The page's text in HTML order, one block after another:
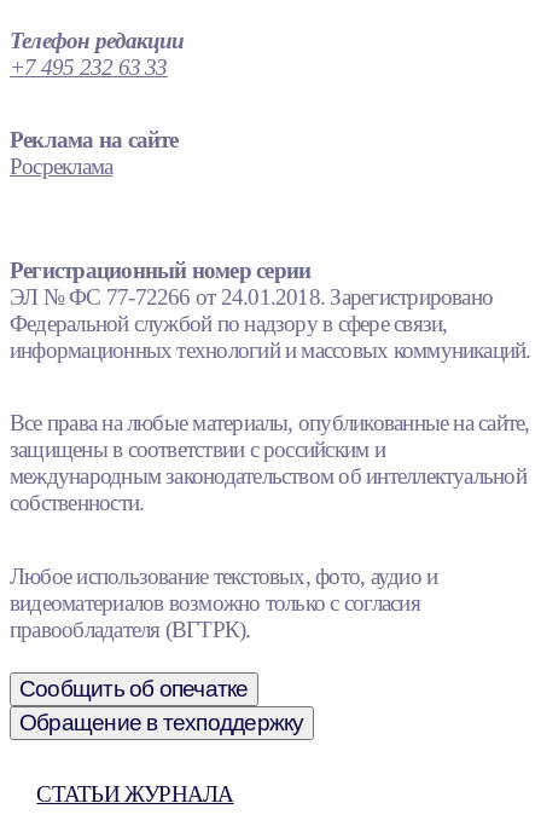
Телефон редакции
+7 495 232 63 33
Реклама на сайте
Росреклама
Регистрационный номер серии
ЭЛ № ФС 77-72266 от 24.01.2018. Зарегистрировано
Федеральной службой по надзору в сфере связи,
информационных технологий и массовых коммуникаций.
Все права на любые материалы, опубликованные на сайте,
защищены в соответствии с российским и
международным законодательством об интеллектуальной
собственности.
Любое использование текстовых, фото, аудио и
видеоматериалов возможно только с согласия
правообладателя (ВГТРК).
Сообщить об опечатке
Обращение в техподдержку
СТАТЬИ ЖУРНАЛА